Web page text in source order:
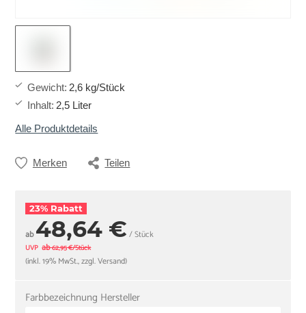
Gewicht: 2,6 kg/Stück
Inhalt: 2,5 Liter
Alle Produktdetails
Merken Teilen
23% Rabatt
ab48,64 € / Stück
UVP ab62,95 €/Stück
(inkl. 19% MwSt., zzgl. Versand)
Farbbezeichnung Hersteller